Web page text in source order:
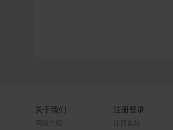
关于我们
网站介绍
注册登录
注册条款